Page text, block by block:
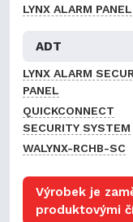
LYNX ALARM PANEL
ADT
LYNX ALARM
PANEL
QUICKCONNECT
SECURITY SYSTEM
WALYNX-RCHB-SC
Výrobek je
produktovými